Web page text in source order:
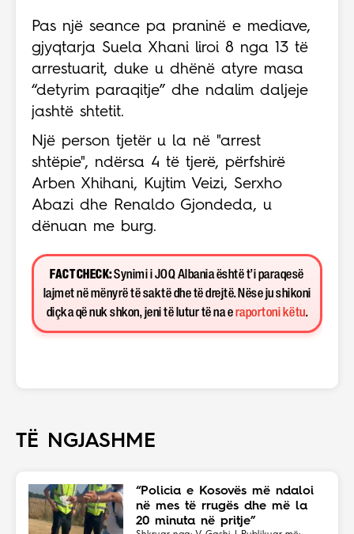
Pas një seance pa praninë e mediave,
gjyqtarja Suela Xhani liroi 8 nga 13 të
arrestuarit, duke u dhënë atyre masa
“detyrim paraqitje” dhe ndalim daljeje
jashtë shtetit.
Një person tjetër u la në "arrest
shtëpie", ndërsa 4 të tjerë, përfshirë
Arben Xhihani, Kujtim Veizi, Serxho
Abazi dhe Renaldo Gjondeda, u
dënuan me burg.
FACT CHECK:Synimi i JOQ Albania është t’i paraqesë
lajmet në mënyrë të saktë dhe të drejtë. Nëse ju shikoni
diçka që nuk shkon, jeni të lutur të na e raportoni këtu.
TË NGJASHME
“Policia e Kosovës më ndaloi
në mes të rrugës dhe më la
20 minuta në pritje”